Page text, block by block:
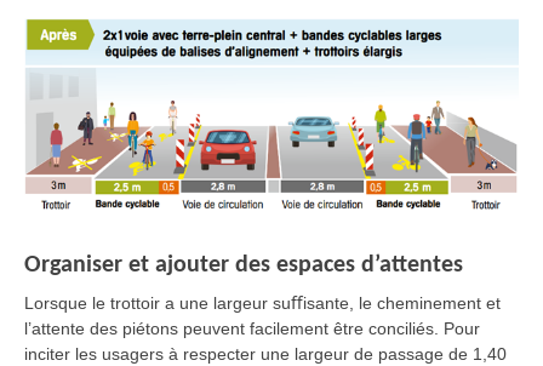
Organiser et ajouter des espaces d’attentes
Lorsque le trottoir a une largeur suﬀisante, le cheminement et
l’attente des piétons peuvent facilement être conciliés. Pour
inciter les usagers à respecter une largeur de passage de 1,40